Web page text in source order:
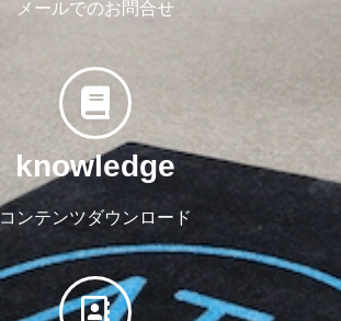
メールでのお問合せ
knowledge
コンテンツダウンロード